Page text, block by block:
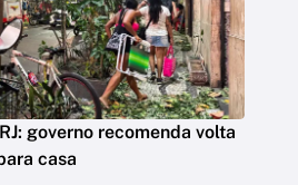
governo recomenda volta
casa